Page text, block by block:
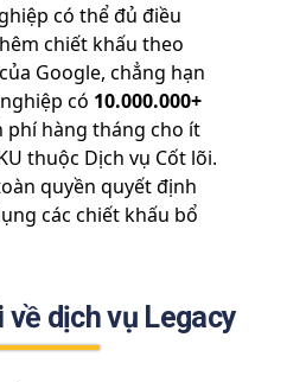
có thể đủ điều
chiết khấu theo
Google, chẳng hạn
có 10.000.000+
phí hàng tháng cho ít
thuộc Dịch vụ Cốt lõi.
quyền quyết định
các chiết khấu bổ
về dịch vụ Legacy